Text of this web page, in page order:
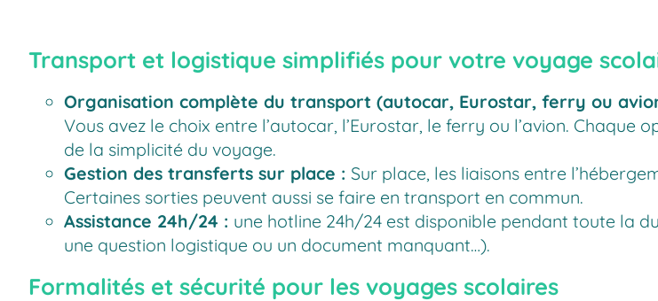
Transport et logistique simplifiés pour votre voyage
Organisation complète du transport (autocar, Eurostar, ferry ou
Vous avez le choix entre l’autocar, l’Eurostar, le ferry ou l’avion.
de la simplicité du voyage.
Gestion des transferts sur place : Sur place, les liaisons entre
Certaines sorties peuvent aussi se faire en transport en commun.
Assistance 24h/24 : une hotline 24h/24 est disponible pendant toute la
une question logistique ou un document manquant…).
Formalités et sécurité pour les voyages scolaires